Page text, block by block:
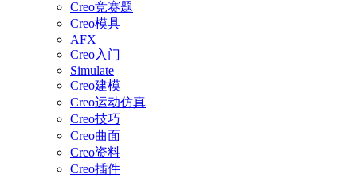
Creo竞赛题
Creo模具
AFX
Creo入门
Simulate
Creo建模
Creo运动仿真
Creo技巧
Creo曲面
Creo资料
Creo插件